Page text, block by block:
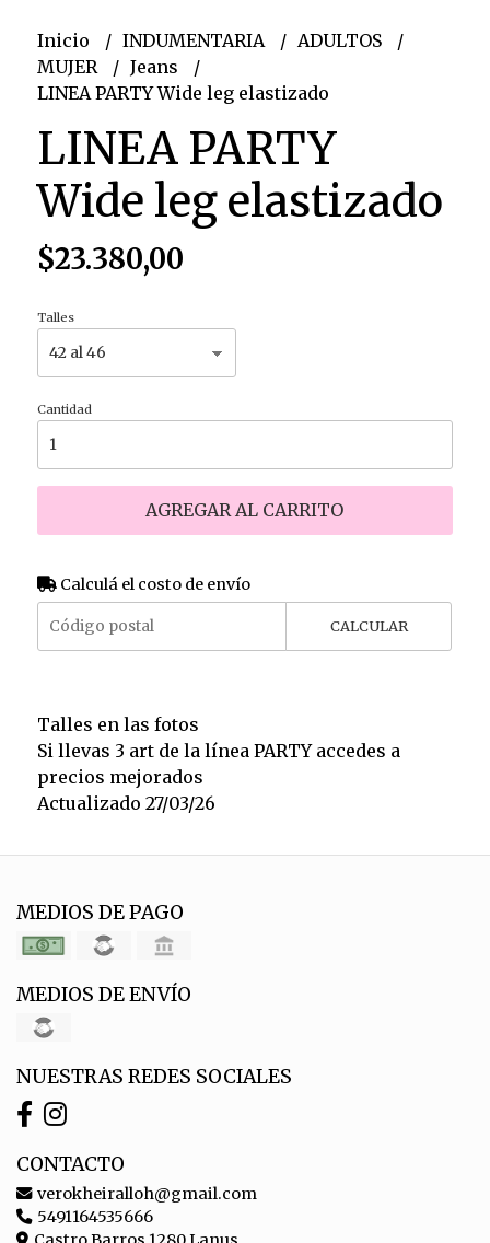
Inicio INDUMENTARIA
ADULTOS
MUJER
Jeans
LINEA PARTY Wide leg elastizado
LINEA PARTY
Wide leg elastizado
$23.380,00
Talles
Cantidad
AGREGAR AL CARRITO
Calculá el costo de envío
CALCULAR
Talles en las fotos
Si llevas 3 art de la línea PARTY accedes a
precios mejorados
Actualizado 27/03/26
MEDIOS DE PAGO
MEDIOS DE ENVÍO
NUESTRAS REDES SOCIALES
CONTACTO
verokheiralloh@gmail.com
5491164535666